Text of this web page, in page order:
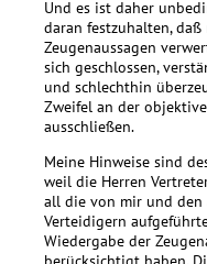
Und es ist daher
daran festzuhalten,
Zeugenaussagen
sich geschlossen,
und schlechthin
Zweifel an der
ausschließen.
Meine Hinweise sind
weil die Herren
all die von mir und den
Verteidigern
Wiedergabe der